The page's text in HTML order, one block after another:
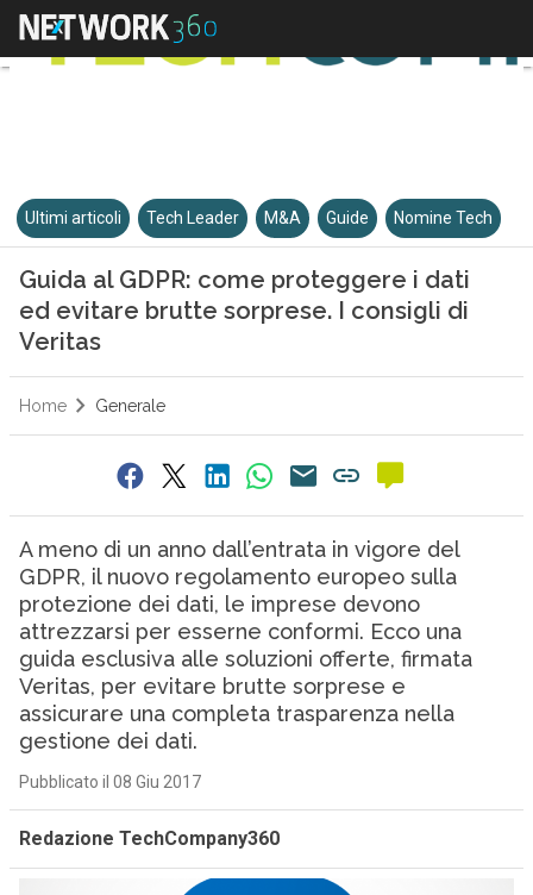
Ultimi articoli Tech Leader M&A Guide Nomine Tech
Guida al GDPR: come proteggere i dati
ed evitare brutte sorprese. I consigli di
Veritas
Home Generale
A meno di un anno dall’entrata in vigore del
GDPR, il nuovo regolamento europeo sulla
protezione dei dati, le imprese devono
attrezzarsi per esserne conformi. Ecco una
guida esclusiva alle soluzioni offerte, firmata
Veritas, per evitare brutte sorprese e
assicurare una completa trasparenza nella
gestione dei dati.
Pubblicato il 08 Giu 2017
Redazione TechCompany360